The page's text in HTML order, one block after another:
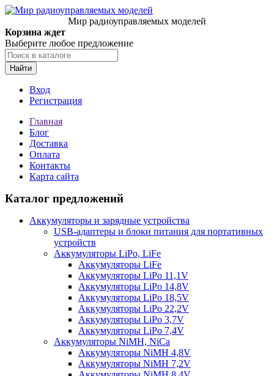
Мир радиоуправляемых моделей
Корзина ждет
Выберите любое предложение
Найти
Вход
Регистрация
Главная
Блог
Доставка
Оплата
Контакты
Карта сайта
Каталог предложений
Аккумуляторы и зарядные устройства
USB-адаптеры и блоки питания для портативных
устройств
Аккумуляторы LiPo, LiFe
Аккумуляторы LiFe
Аккумуляторы LiPo 11,1V
Аккумуляторы LiPo 14,8V
Аккумуляторы LiPo 18,5V
Аккумуляторы LiPo 22,2V
Аккумуляторы LiPo 3,7V
Аккумуляторы LiPo 7,4V
Аккумуляторы NiMH, NiCa
Аккумуляторы NiMH 4,8V
Аккумуляторы NiMH 7,2V